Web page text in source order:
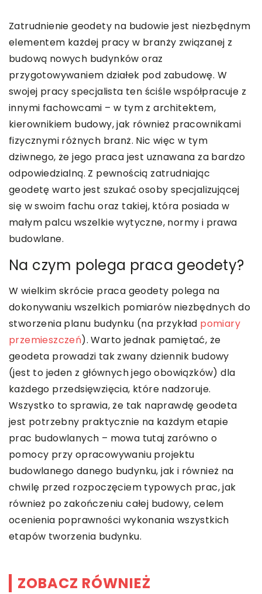
Zatrudnienie geodety na budowie jest niezbędnym
elementem każdej pracy w branży związanej z
budową nowych budynków oraz
przygotowywaniem działek pod zabudowę. W
swojej pracy specjalista ten ściśle współpracuje z
innymi fachowcami – w tym z architektem,
kierownikiem budowy, jak również pracownikami
fizycznymi różnych branż. Nic więc w tym
dziwnego, że jego praca jest uznawana za bardzo
odpowiedzialną. Z pewnością zatrudniając
geodetę warto jest szukać osoby specjalizującej
się w swoim fachu oraz takiej, która posiada w
małym palcu wszelkie wytyczne, normy i prawa
budowlane.
Na czym polega praca geodety?
W wielkim skrócie praca geodety polega na
dokonywaniu wszelkich pomiarów niezbędnych do
stworzenia planu budynku (na przykład pomiary
przemieszczeń). Warto jednak pamiętać, że
geodeta prowadzi tak zwany dziennik budowy
(jest to jeden z głównych jego obowiązków) dla
każdego przedsięwzięcia, które nadzoruje.
Wszystko to sprawia, że tak naprawdę geodeta
jest potrzebny praktycznie na każdym etapie
prac budowlanych – mowa tutaj zarówno o
pomocy przy opracowywaniu projektu
budowlanego danego budynku, jak i również na
chwilę przed rozpoczęciem typowych prac, jak
również po zakończeniu całej budowy, celem
ocenienia poprawności wykonania wszystkich
etapów tworzenia budynku.
ZOBACZ RÓWNIEŻ